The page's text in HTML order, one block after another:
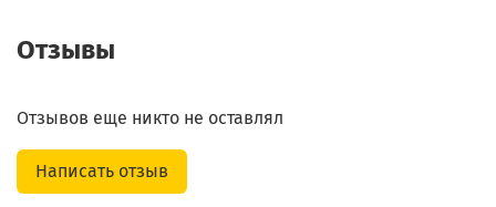
Отзывы
Отзывов еще никто не оставлял
Написать отзыв